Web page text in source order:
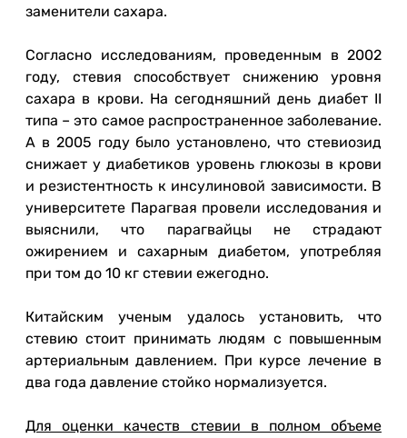
заменители сахара.
Согласно исследованиям, проведенным в 2002
году, стевия способствует снижению уровня
сахара в крови. На сегодняшний день диабет II
типа – это самое распространенное заболевание.
А в 2005 году было установлено, что стевиозид
снижает у диабетиков уровень глюкозы в крови
и резистентность к инсулиновой зависимости. В
университете Парагвая провели исследования и
выяснили, что парагвайцы не страдают
ожирением и сахарным диабетом, употребляя
при том до 10 кг стевии ежегодно.
Китайским ученым удалось установить, что
стевию стоит принимать людям с повышенным
артериальным давлением. При курсе лечение в
два года давление стойко нормализуется.
Для оценки качеств стевии в полном объеме